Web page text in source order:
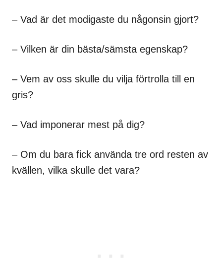
– Vad är det modigaste du någonsin gjort?
– Vilken är din bästa/sämsta egenskap?
– Vem av oss skulle du vilja förtrolla till en
gris?
– Vad imponerar mest på dig?
– Om du bara fick använda tre ord resten av
kvällen, vilka skulle det vara?